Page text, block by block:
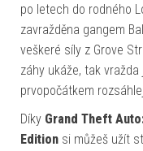
po letech do rodného
zavražděna gangem
veškeré síly z Grove
záhy ukáže, tak
prvopočátkem
Díky Grand Theft
Edition si můžeš užít